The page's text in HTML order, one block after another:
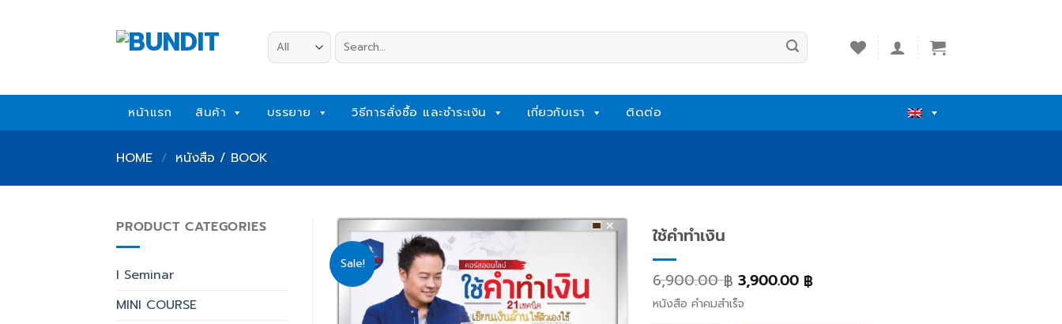
Search
for:
หน้าแรก สินค้า บรรยาย วิธีการสั่งซื้อ และชำระเงิน เกี่ยวกับเรา ติดต่อ
HOME / หนังสือ / BOOK
PRODUCT CATEGORIES
I Seminar
MINI COURSE
Sale!
wishlist
ใช้คำทำเงิน
6,900.00฿ 3,900.00 ฿
หนังสือ คำคมสำเร็จ